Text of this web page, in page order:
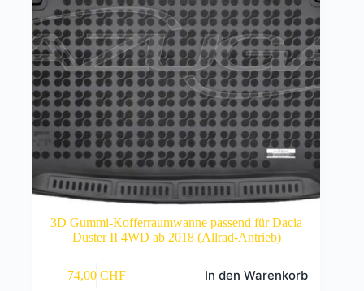
3D Gummi-Kofferraumwanne passend für Dacia
Duster II 4WD ab 2018 (Allrad-Antrieb)
74,00 CHF In den Warenkorb